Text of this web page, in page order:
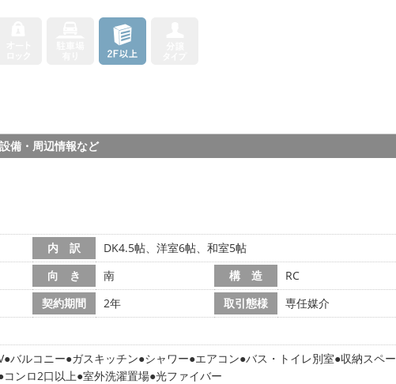
設備・周辺情報など
内 訳
DK4.5帖、洋室6帖、和室5帖
向 き 南 構 造
RC
契約期間 2年 取引態様
専任媒介
バルコニー ガスキッチン シャワー エアコン バス・トイレ別室 収納スペー
コンロ2口以上 室外洗濯置場 光ファイバー